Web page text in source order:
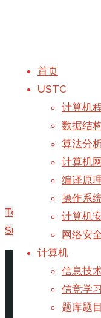
首页
USTC
计算机
数据结
算法分
计算机
编译原
操作系
计算机
网络安
计算机
信息技
信竞学习
题库题目
软硬
CS:GO
TongLi’s Blog 2103
Surface优化拓展篇
首页-